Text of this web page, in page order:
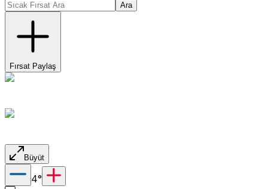
Ara
Fırsat Paylaş
Büyüt
4°